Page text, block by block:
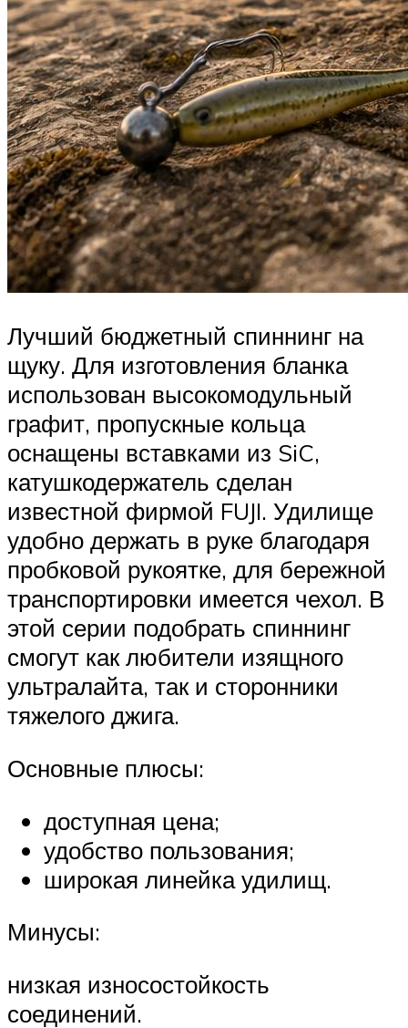
Лучший бюджетный спиннинг на
щуку. Для изготовления бланка
использован высокомодульный
графит, пропускные кольца
оснащены вставками из SiC,
катушкодержатель сделан
известной фирмой FUJI. Удилище
удобно держать в руке благодаря
пробковой рукоятке, для бережной
транспортировки имеется чехол. В
этой серии подобрать спиннинг
смогут как любители изящного
ультралайта, так и сторонники
тяжелого джига.
Основные плюсы:
доступная цена;
удобство пользования;
широкая линейка удилищ.
Минусы:
низкая износостойкость
соединений.